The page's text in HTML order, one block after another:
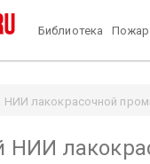
Библиотека
лакокрасочной
НИИ